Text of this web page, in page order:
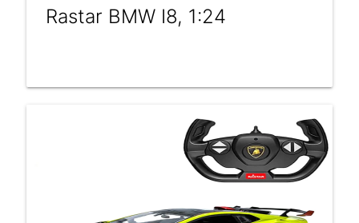
Rastar BMW I8, 1:24